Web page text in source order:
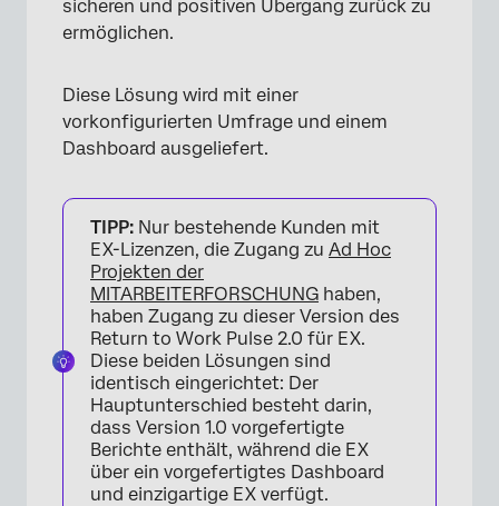
sicheren und positiven Übergang zurück zu
ermöglichen.
Diese Lösung wird mit einer
vorkonfigurierten Umfrage und einem
Dashboard ausgeliefert.
TIPP: Nur bestehende Kunden mit
EX-Lizenzen, die Zugang zu Ad Hoc
Projekten der
MITARBEITERFORSCHUNG haben,
haben Zugang zu dieser Version des
Return to Work Pulse 2.0 für EX.
Diese beiden Lösungen sind
identisch eingerichtet: Der
Hauptunterschied besteht darin,
dass Version 1.0 vorgefertigte
Berichte enthält, während die EX
über ein vorgefertigtes Dashboard
und einzigartige EX verfügt.